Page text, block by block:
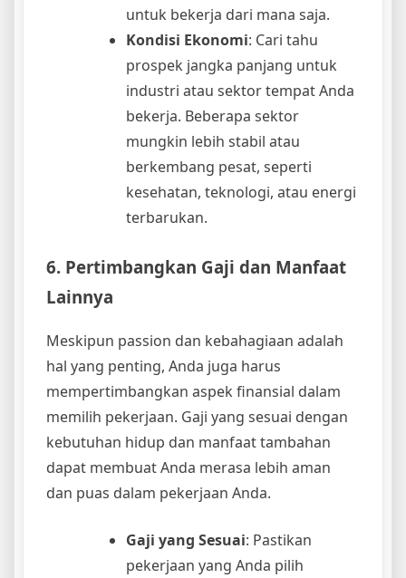
untuk bekerja dari mana saja.
Kondisi Ekonomi: Cari tahu
prospek jangka panjang untuk
industri atau sektor tempat Anda
bekerja. Beberapa sektor
mungkin lebih stabil atau
berkembang pesat, seperti
kesehatan, teknologi, atau energi
terbarukan.
6. Pertimbangkan Gaji dan Manfaat
Lainnya
Meskipun passion dan kebahagiaan adalah
hal yang penting, Anda juga harus
mempertimbangkan aspek finansial dalam
memilih pekerjaan. Gaji yang sesuai dengan
kebutuhan hidup dan manfaat tambahan
dapat membuat Anda merasa lebih aman
dan puas dalam pekerjaan Anda.
Gaji yang Sesuai: Pastikan
pekerjaan yang Anda pilih